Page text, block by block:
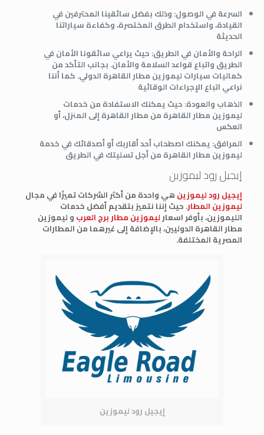
السرعة في الوصول: وذلك بفضل سائقينا المحترفين في
القيادة، واستخدام الطرق المختصرة، وكفاءة سياراتنا
الحديثة
الراحة والأمان في الطريق: حيث يراعي سائقونا الأمان في
الطريق واتباع قواعد السلامة والأمان. بجانب التأكد من
كماليات سيارات ليموزين مطار القاهرة الدولي. كما أننا
نراعي اتباع الإجراءات الوقائية
الذهاب والعودة: حيث يمكنك الاستفادة من خدمات
ليموزين مطار القاهرة من مطار القاهرة إلى المنزل، أو
العكس
المرافق: يمكنك اصطحاب أحد أقاربك أو أصدقائك في خدمة
ليموزين مطار القاهرة من أجل تسليتك في الطريق
إيجيل رود ليموزين
إيجيل رود ليموزين هي واحدة من أكثر الشركات تميزًا في مجال
ليموزين المطار. حيث إننا نتميز بتقديم أفضل خدمات
الليموزين، بأوفر اسعارليموزين مطار برج العرب و ليموزين
مطار القاهرة الدوليين، بالإضافة إلى غيرهما من المطارات
المصرية المختلفة.
إيجيل رود ليموزين